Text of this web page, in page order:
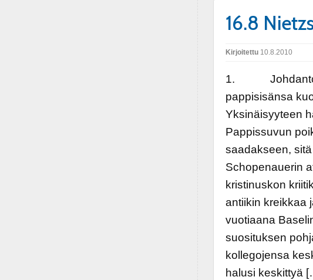
16.8
Kirjoitettu10.8.2010
1. Johdanto
pappisisänsa
Yksinäisyyteen
Pappissuvun
saadakseen,
Schopenauerin
kristinuskon
antiikin kreikkaa
vuotiaana
suosituksen
kollegojensa
halusi keskittyä